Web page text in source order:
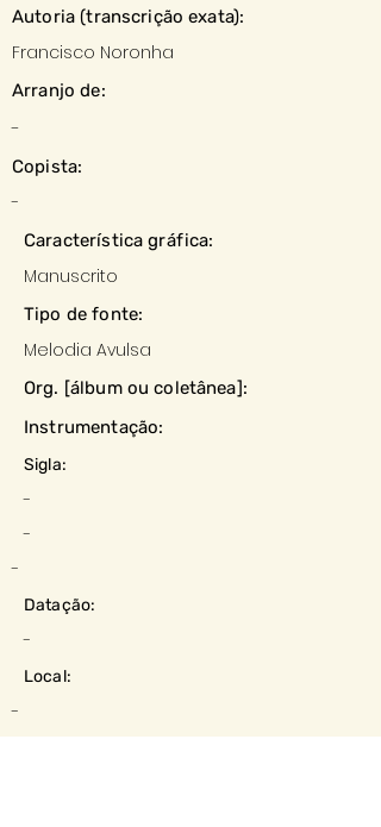
Autoria (transcrição exata):
Francisco Noronha
Arranjo de:
-
Copista:
-
Característica gráfica:
Manuscrito
Tipo de fonte:
Melodia Avulsa
Org. [álbum ou coletânea]:
Instrumentação:
Sigla:
-
-
-
Datação:
-
Local:
-